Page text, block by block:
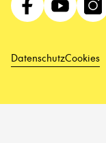
DatenschutzCookies